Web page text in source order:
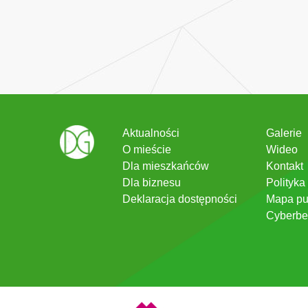
Aktualności
O mieście
Dla mieszkańców
Dla biznesu
Deklaracja dostępności
Galerie
Wideo
Kontakt
Mapa